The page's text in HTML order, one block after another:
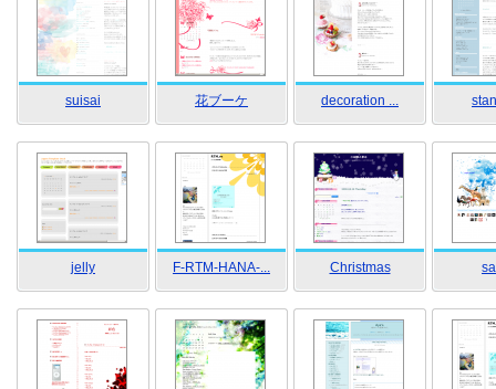
suisai 花ブーケ decoration ...
jelly F-RTM-HANA-... Christmas